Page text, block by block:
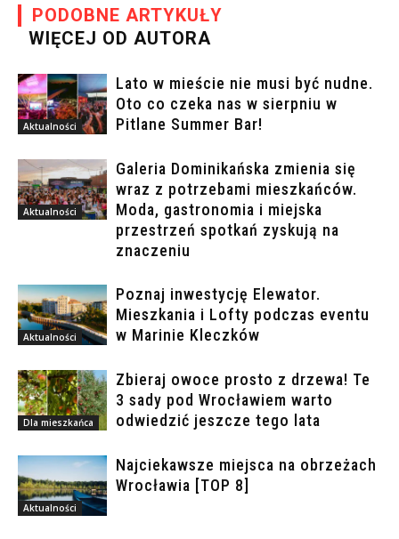
PODOBNE ARTYKUŁY
WIĘCEJ OD AUTORA
Aktualności
Lato w mieście nie musi być nudne.
Oto co czeka nas w sierpniu w
Pitlane Summer Bar!
Aktualności
Galeria Dominikańska zmienia się
wraz z potrzebami mieszkańców.
Moda, gastronomia i miejska
przestrzeń spotkań zyskują na
znaczeniu
Aktualności
Poznaj inwestycję Elewator.
Mieszkania i Lofty podczas eventu
w Marinie Kleczków
Dla mieszkańca
Zbieraj owoce prosto z drzewa! Te
3 sady pod Wrocławiem warto
odwiedzić jeszcze tego lata
Aktualności
Najciekawsze miejsca na obrzeżach
Wrocławia [TOP 8]